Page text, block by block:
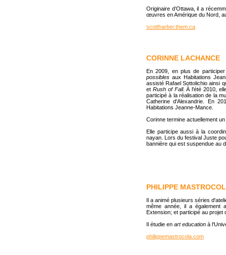
Originaire d’Ottawa, il a
œuvres en Amérique du Nord,
scottharber.them.ca
CORINNE LACHANCE
En 2009, en plus de
possibles aux Habitations
assisté Rafael Sottolichio ainsi
et Rush of Fall. À l'été 2010,
participé à la réalisation de la
Catherine d'Alexandrie. En
Habitations Jeanne-Mance.
Corinne termine actuellement
Elle participe aussi à la
nayan. Lors du festival Juste
bannière qui est suspendue au
PHILIPPE
Il a animé plusieurs séries
même année, il a également
Extension; et participé au
Il étudie en art education à
philippemastrocola.com